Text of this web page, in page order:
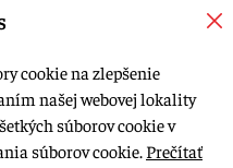
práva vyhradené.
cookie na zlepšenie
našej webovej lokality
súborov cookie v
súborov cookie. Prečítať